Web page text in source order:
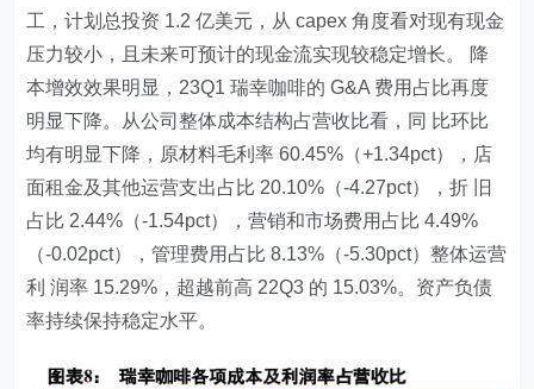
工，计划总投资 1.2 亿美元，从 capex 角度看对现有现金
压力较小，且未来可预计的现金流实现较稳定增长。 降
本增效效果明显，23Q1 瑞幸咖啡的 G&A 费用占比再度
明显下降。从公司整体成本结构占营收比看，同 比环比
均有明显下降，原材料毛利率 60.45%（+1.34pct），店
面租金及其他运营支出占比 20.10%（-4.27pct），折 旧
占比 2.44%（-1.54pct），营销和市场费用占比 4.49%
（-0.02pct），管理费用占比 8.13%（-5.30pct）整体运营
利 润率 15.29%，超越前高 22Q3 的 15.03%。资产负债
率持续保持稳定水平。